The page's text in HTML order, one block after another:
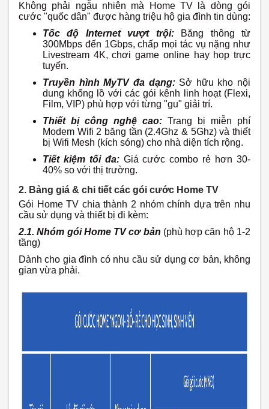
Không phải ngẫu nhiên mà Home TV là dòng gói
cước "quốc dân" được hàng triệu hộ gia đình tin dùng:
Tốc độ Internet vượt trội:
Băng thông từ
300Mbps đến 1Gbps, chấp mọi tác vụ nặng như
Livestream 4K, chơi game online hay họp trực
tuyến.
Truyền hình MyTV đa dạng:Sở hữu kho nội
dung khổng lồ với các gói kênh linh hoạt (Flexi,
Film, VIP) phù hợp với từng "gu" giải trí.
Thiết bị công nghệ cao: Trang bị miễn phí
Modem Wifi 2 băng tần (2.4Ghz & 5Ghz) và thiết
bị Wifi Mesh (kích sóng) cho nhà diện tích rộng.
Tiết kiệm tối đa:Giá cước combo rẻ hơn 30-
40% so với thị trường.
2. Bảng giá & chi tiết các gói cước Home TV
Gói Home TV chia thành 2 nhóm chính dựa trên nhu
cầu sử dụng và thiết bị đi kèm:
2.1. Nhóm gói Home TV cơ bản (phù hợp căn hộ 1-2
tầng)
Dành cho gia đình có nhu cầu sử dụng cơ bản, không
gian vừa phải.